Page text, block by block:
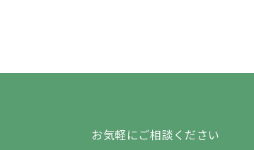
お気軽にご相談ください